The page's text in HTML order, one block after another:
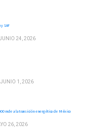
SAF
24, 2026
JUNIO 1, 2026
mde a la transición energética de México
26, 2026